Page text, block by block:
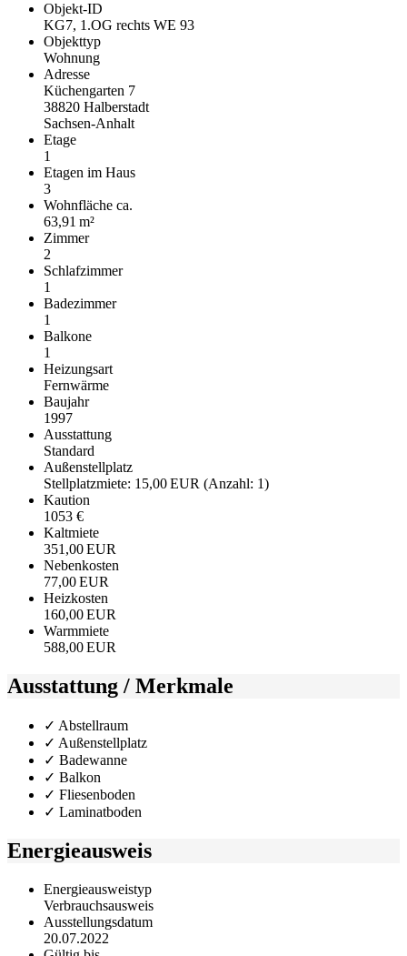
Objekt-ID
KG7, 1.OG rechts WE 93
Objekttyp
Wohnung
Adresse
Küchengarten 7
38820 Halberstadt
Sachsen-Anhalt
Etage
1
Etagen im Haus
3
Wohnfläche ca.
63,91 m²
Zimmer
2
Schlafzimmer
1
Badezimmer
1
Balkone
1
Heizungsart
Fernwärme
Baujahr
1997
Ausstattung
Standard
Außen­stellplatz
Stellplatzmiete: 15,00 EUR (Anzahl: 1)
Kaution
1053 €
Kaltmiete
351,00 EUR
Nebenkosten
77,00 EUR
Heizkosten
160,00 EUR
Warmmiete
588,00 EUR
Ausstattung / Merkmale
✓ Abstellraum
✓ Außenstellplatz
✓ Badewanne
✓ Balkon
✓ Fliesenboden
✓ Laminatboden
Energieausweis
Energieausweistyp
Verbrauchs­ausweis
Ausstellungsdatum
20.07.2022